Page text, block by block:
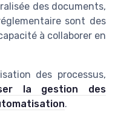
des documents,
sont des
à collaborer en
des processus,
la gestion des
.